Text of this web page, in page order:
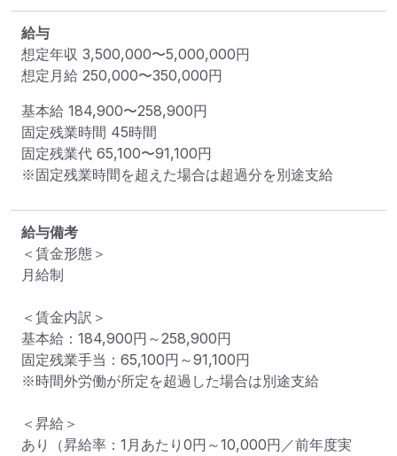
給与
想定年収 3,500,000〜5,000,000円
想定月給 250,000〜350,000円
基本給 184,900〜258,900円
固定残業時間 45時間
固定残業代 65,100〜91,100円
※固定残業時間を超えた場合は超過分を別途支給
給与備考
＜賃金形態＞
月給制
＜賃金内訳＞
基本給：184,900円～258,900円
固定残業手当：65,100円～91,100円
※時間外労働が所定を超過した場合は別途支給
＜昇給＞
あり（昇給率：1月あたり0円～10,000円／前年度実